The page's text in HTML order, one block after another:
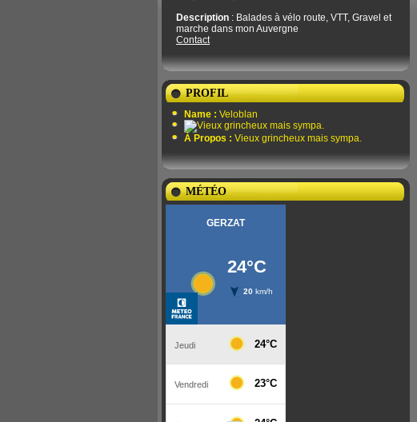
Description : Balades à vélo route, VTT, Gravel et
marche dans mon Auvergne
Contact
PROFIL
Name : Veloblan
À Propos : Vieux grincheux mais sympa.
MÉTÉO